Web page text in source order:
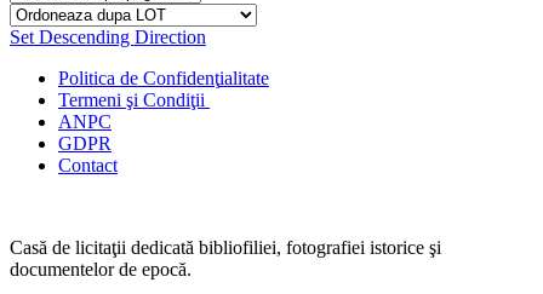
Set Descending Direction
Politica de Confidenţialitate
Termeni şi Condiţii
ANPC
GDPR
Contact
Casă de licitaţii dedicată bibliofiliei, fotografiei istorice şi
documentelor de epocă.